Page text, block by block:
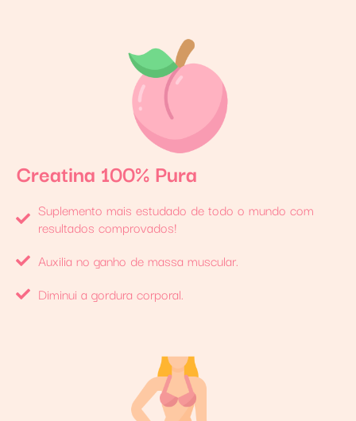
Creatina 100% Pura
Suplemento mais estudado de todo o mundo com
resultados comprovados!
Auxilia no ganho de massa muscular.
Diminui a gordura corporal.